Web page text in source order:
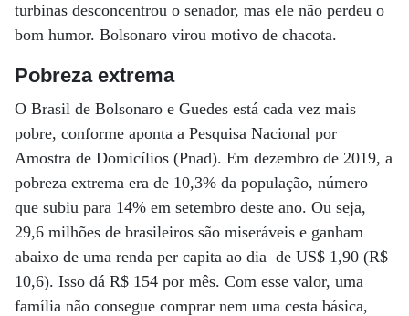
turbinas desconcentrou o senador, mas ele não perdeu o
bom humor. Bolsonaro virou motivo de chacota.
Pobreza extrema
O Brasil de Bolsonaro e Guedes está cada vez mais
pobre, conforme aponta a Pesquisa Nacional por
Amostra de Domicílios (Pnad). Em dezembro de 2019, a
pobreza extrema era de 10,3% da população, número
que subiu para 14% em setembro deste ano. Ou seja,
29,6 milhões de brasileiros são miseráveis e ganham
abaixo de uma renda per capita ao dia de US$ 1,90 (R$
10,6). Isso dá R$ 154 por mês. Com esse valor, uma
família não consegue comprar nem uma cesta básica,